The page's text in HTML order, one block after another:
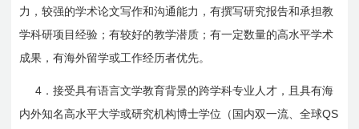
力，较强的学术论文写作和沟通能力，有撰写研究报告和承担教
学科研项目经验；有较好的教学潜质；有一定数量的高水平学术
成果，有海外留学或工作经历者优先。
4 ．接受具有语言文学教育背景的跨学科专业人才，且具有海
内外知名高水平大学或研究机构博士学位（国内双一流、全球QS